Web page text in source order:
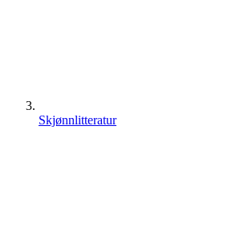
Skjønnlitteratur